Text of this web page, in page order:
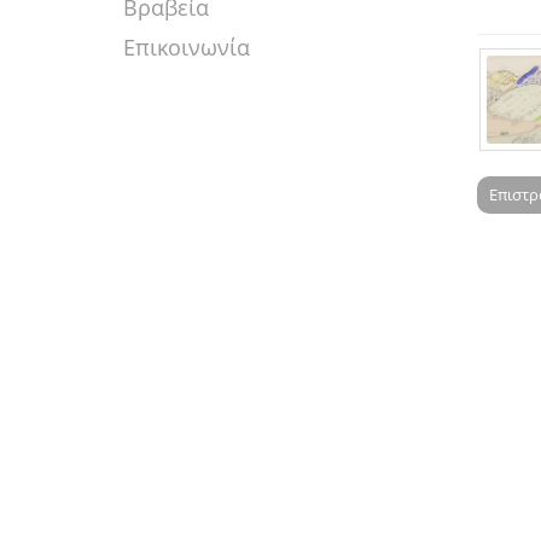
Βραβεία
Επικοινωνία